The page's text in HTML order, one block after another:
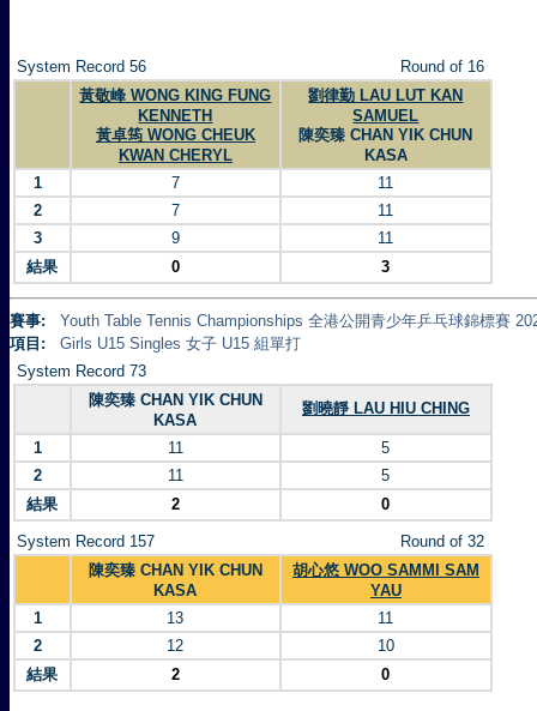
System Record 56
Round of 16
黃敬峰 WONG KING FUNG
KENNETH
黃卓筠 WONG CHEUK
KWAN CHERYL
劉律勤 LAU LUT KAN
SAMUEL
陳奕臻 CHAN YIK CHUN
KASA
1
7
11
2
7
11
3
9
11
結果
0 3
賽事:
Youth Table Tennis Championships 全港公開青少年乒乓球錦標賽
項目:
Girls U15 Singles 女子 U15 組單打
System Record 73
陳奕臻 CHAN YIK CHUN
KASA
劉曉靜 LAU HIU CHING
1 11
5
2
11
5
結果
2 0
System Record 157
Round of 32
陳奕臻 CHAN YIK CHUN
KASA
胡心悠 WOO SAMMI SAM
YAU
1
13
11
2
12
10
結果
2 0